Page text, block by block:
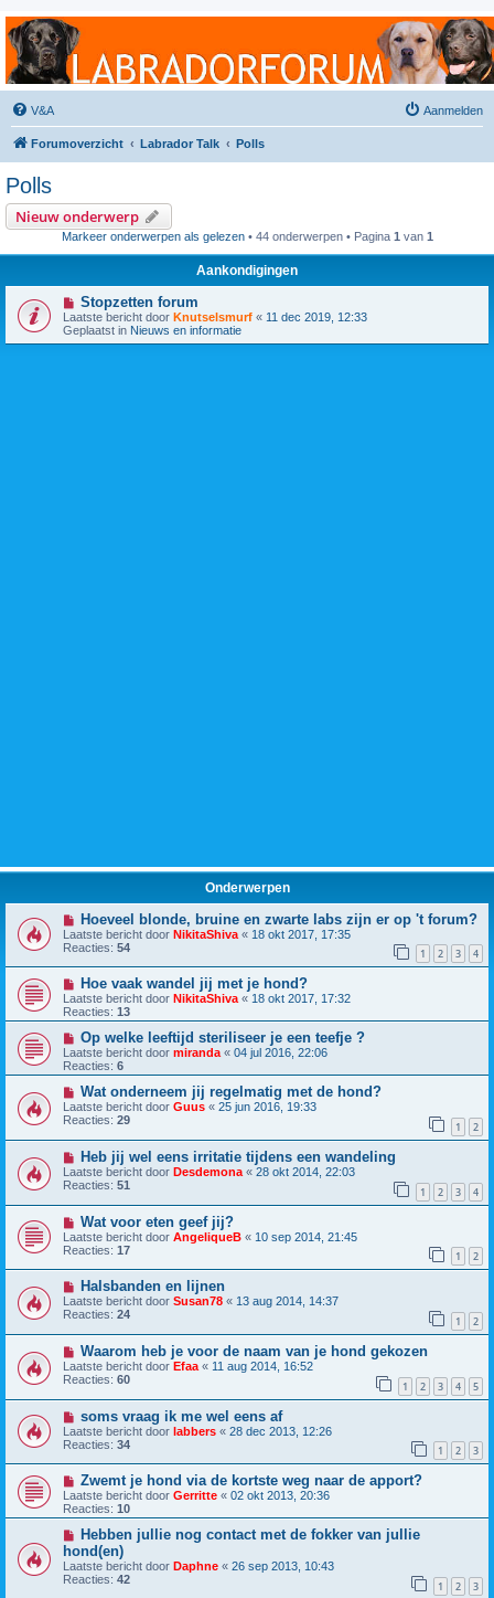
Labradorforum
Het gezelligste Labradorforum van Nederland en België!
V&A Aanmelden
Forumoverzicht Labrador Talk Polls
Polls
Nieuw onderwerp
Markeer onderwerpen als gelezen• 44 onderwerpen • Pagina 1 van 1
Aankondigingen
Stopzetten forum
Laatste bericht door Knutselsmurf « 11 dec 2019, 12:33
Geplaatst in Nieuws en informatie
Onderwerpen
Hoeveel blonde, bruine en zwarte labs zijn er op 't forum?
Laatste bericht door NikitaShiva « 18 okt 2017, 17:35
Reacties: 54 1 2 3 4
Hoe vaak wandel jij met je hond?
Laatste bericht door NikitaShiva « 18 okt 2017, 17:32
Reacties: 13
Op welke leeftijd steriliseer je een teefje ?
Laatste bericht door miranda « 04 jul 2016, 22:06
Reacties: 6
Wat onderneem jij regelmatig met de hond?
Laatste bericht door Guus « 25 jun 2016, 19:33
Reacties: 29 1 2
Heb jij wel eens irritatie tijdens een wandeling
Laatste bericht door Desdemona « 28 okt 2014, 22:03
Reacties: 51 1 2 3 4
Wat voor eten geef jij?
Laatste bericht door AngeliqueB « 10 sep 2014, 21:45
Reacties: 17 1 2
Halsbanden en lijnen
Laatste bericht door Susan78 « 13 aug 2014, 14:37
Reacties: 24 1 2
Waarom heb je voor de naam van je hond gekozen
Laatste bericht door Efaa « 11 aug 2014, 16:52
Reacties: 60 1 2 3 4 5
soms vraag ik me wel eens af
Laatste bericht door labbers « 28 dec 2013, 12:26
Reacties: 34 1 2 3
Zwemt je hond via de kortste weg naar de apport?
Laatste bericht door Gerritte « 02 okt 2013, 20:36
Reacties: 10
Hebben jullie nog contact met de fokker van jullie
hond(en)
Laatste bericht door Daphne « 26 sep 2013, 10:43
Reacties: 42 1 2 3